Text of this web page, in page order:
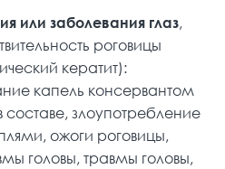
или заболевания глаз,
роговицы
кератит):
капель консервантом
составе, злоупотребление
ожоги роговицы,
головы, травмы головы,